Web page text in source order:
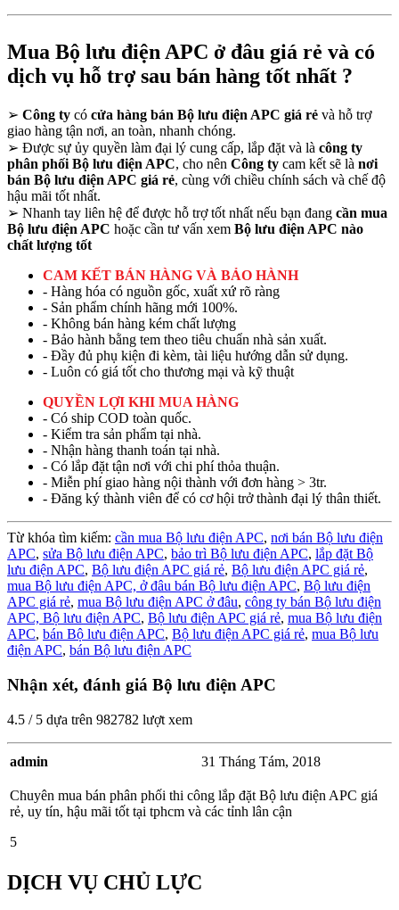
Mua Bộ lưu điện APC ở đâu giá rẻ và có
dịch vụ hỗ trợ sau bán hàng tốt nhất ?
➢ Công ty có cửa hàng bán Bộ lưu điện APC giá rẻ và hỗ trợ
giao hàng tận nơi, an toàn, nhanh chóng.
➢ Được sự ủy quyền làm đại lý cung cấp, lắp đặt và là công ty
phân phối Bộ lưu điện APC, cho nên Công ty cam kết sẽ là nơi
bán Bộ lưu điện APC giá rẻ, cùng với chiều chính sách và chế độ
hậu mãi tốt nhất.
➢ Nhanh tay liên hệ để được hỗ trợ tốt nhất nếu bạn đang cần mua
Bộ lưu điện APC hoặc cần tư vấn xem Bộ lưu điện APC nào
chất lượng tốt
CAM KẾT BÁN HÀNG VÀ BẢO HÀNH
- Hàng hóa có nguồn gốc, xuất xứ rõ ràng
- Sản phẩm chính hãng mới 100%.
- Không bán hàng kém chất lượng
- Bảo hành bằng tem theo tiêu chuẩn nhà sản xuất.
- Đầy đủ phụ kiện đi kèm, tài liệu hướng dẫn sử dụng.
- Luôn có giá tốt cho thương mại và kỹ thuật
QUYỀN LỢI KHI MUA HÀNG
- Có ship COD toàn quốc.
- Kiểm tra sản phẩm tại nhà.
- Nhận hàng thanh toán tại nhà.
- Có lắp đặt tận nơi với chi phí thỏa thuận.
- Miễn phí giao hàng nội thành với đơn hàng > 3tr.
- Đăng ký thành viên để có cơ hội trở thành đại lý thân thiết.
Từ khóa tìm kiếm: cần mua Bộ lưu điện APC, nơi bán Bộ lưu điện
APC, sửa Bộ lưu điện APC, bảo trì Bộ lưu điện APC, lắp đặt Bộ
lưu điện APC, Bộ lưu điện APC giá rẻ, Bộ lưu điện APC giá rẻ,
mua Bộ lưu điện APC, ở đâu bán Bộ lưu điện APC, Bộ lưu điện
APC giá rẻ, mua Bộ lưu điện APC ở đâu, công ty bán Bộ lưu điện
APC, Bộ lưu điện APC, Bộ lưu điện APC giá rẻ, mua Bộ lưu điện
APC, bán Bộ lưu điện APC, Bộ lưu điện APC giá rẻ, mua Bộ lưu
điện APC, bán Bộ lưu điện APC
Nhận xét, đánh giá Bộ lưu điện APC
4.5 / 5 dựa trên 982782 lượt xem
admin 31 Tháng Tám, 2018
Chuyên mua bán phân phối thi công lắp đặt Bộ lưu điện APC giá
rẻ, uy tín, hậu mãi tốt tại tphcm và các tỉnh lân cận
5
DỊCH VỤ CHỦ LỰC